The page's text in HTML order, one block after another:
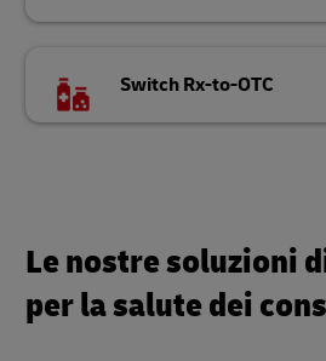
Switch Rx-to-OTC
Le nostre soluzioni
per la salute dei